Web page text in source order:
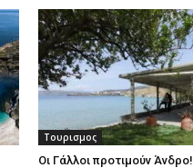
Τουρισμος
Οι Γάλλοι προτιμούν Άνδρο!